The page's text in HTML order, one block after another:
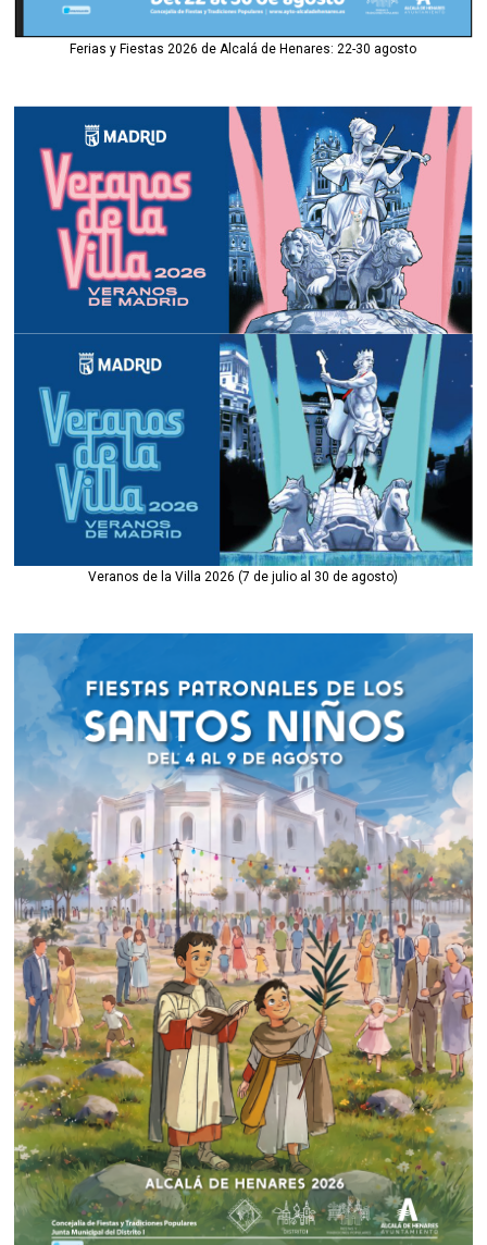
Ferias y Fiestas 2026 de Alcalá de Henares: 22-30 agosto
Veranos de la Villa 2026 (7 de julio al 30 de agosto)